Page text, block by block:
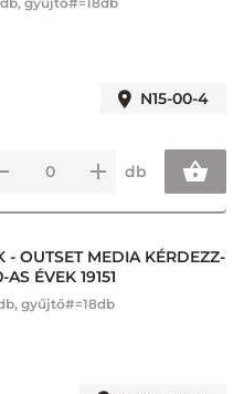
N15-00-4
db
- OUTSET MEDIA KÉRDEZZ-
ÉVEK 19151
gyűjtő#=18db